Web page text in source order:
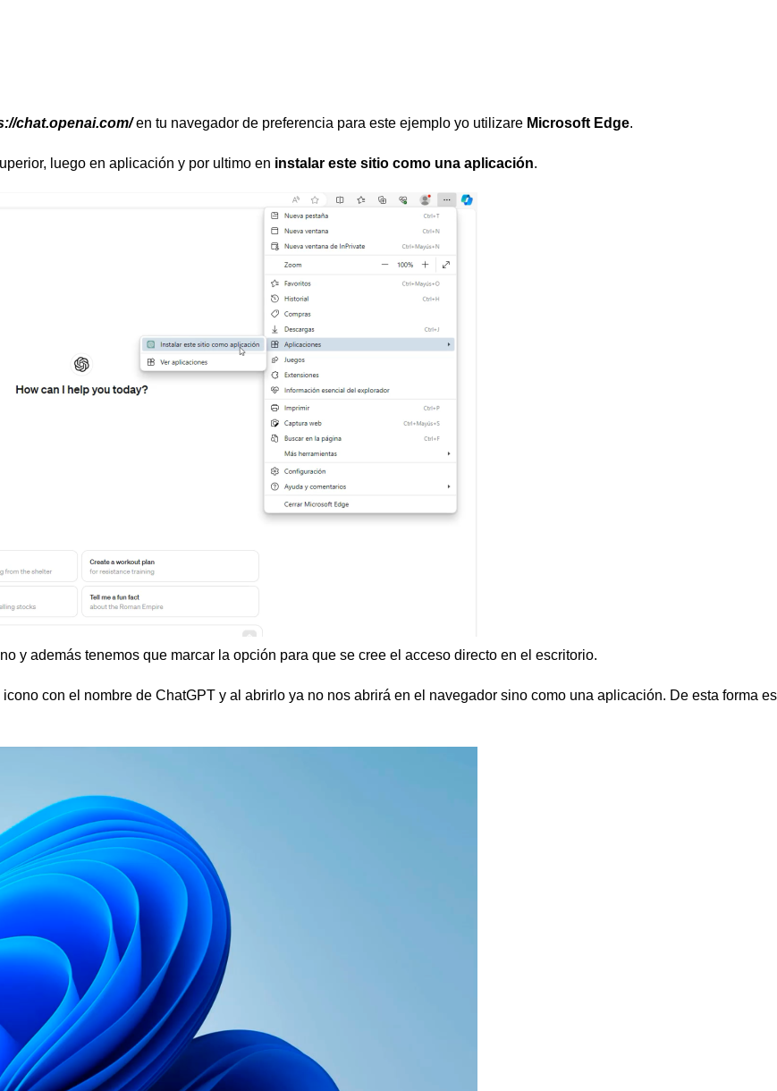
chat.openai.com/en tu navegador de preferencia para este ejemplo yo utilizare Microsoft Edge.
luego en aplicación y por ultimo en instalar este sitio como una aplicación.
y además tenemos que marcar la opción para que se cree el acceso directo en el escritorio.
con el nombre de ChatGPT y al abrirlo ya no nos abrirá en el navegador sino como una aplicación. De esta forma es